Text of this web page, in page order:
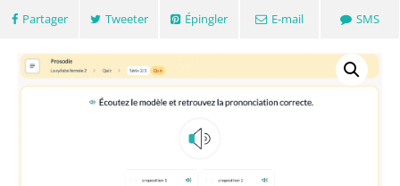
Partager Tweeter Épingler E-mail SMS